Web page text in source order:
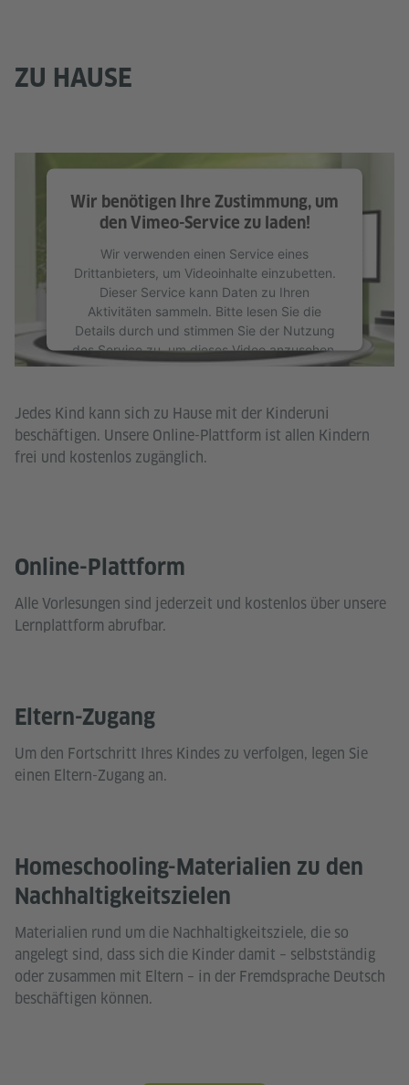
ZU HAUSE
Wir benötigen Ihre Zustimmung, um
den Vimeo-Service zu laden!
Wir verwenden einen Service eines
Drittanbieters, um Videoinhalte einzubetten.
Dieser Service kann Daten zu Ihren
Aktivitäten sammeln. Bitte lesen Sie die
Details durch und stimmen Sie der Nutzung
des Service zu, um dieses Video anzusehen.
Akzeptieren
Jedes Kind kann sich zu Hause mit der Kinderuni
beschäftigen. Unsere Online-Plattform ist allen Kindern
frei und kostenlos zugänglich.
Online-Plattform
Alle Vorlesungen sind jederzeit und kostenlos über unsere
Lernplattform abrufbar.
Eltern-Zugang
Um den Fortschritt Ihres Kindes zu verfolgen, legen Sie
einen Eltern-Zugang an.
Homeschooling-Materialien zu den
Nachhaltigkeitszielen
Materialien rund um die Nachhaltigkeitsziele, die so
angelegt sind, dass sich die Kinder damit – selbstständig
oder zusammen mit Eltern – in der Fremdsprache Deutsch
beschäftigen können.